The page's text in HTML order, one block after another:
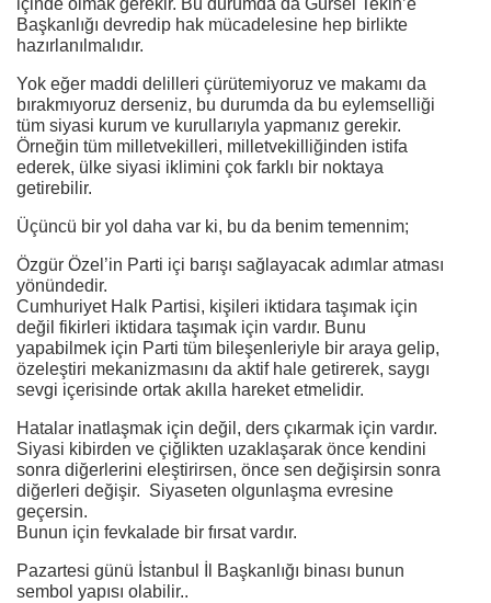
içinde olmak gerekir. Bu durumda da Gürsel Tekin’e
Başkanlığı devredip hak mücadelesine hep birlikte
hazırlanılmalıdır.
Yok eğer maddi delilleri çürütemiyoruz ve makamı da
bırakmıyoruz derseniz, bu durumda da bu eylemselliği
tüm siyasi kurum ve kurullarıyla yapmanız gerekir.
Örneğin tüm milletvekilleri, milletvekilliğinden istifa
ederek, ülke siyasi iklimini çok farklı bir noktaya
getirebilir.
Üçüncü bir yol daha var ki, bu da benim temennim;
Özgür Özel’in Parti içi barışı sağlayacak adımlar atması
yönündedir.
Cumhuriyet Halk Partisi, kişileri iktidara taşımak için
değil fikirleri iktidara taşımak için vardır. Bunu
yapabilmek için Parti tüm bileşenleriyle bir araya gelip,
özeleştiri mekanizmasını da aktif hale getirerek, saygı
sevgi içerisinde ortak akılla hareket etmelidir.
Hatalar inatlaşmak için değil, ders çıkarmak için vardır.
Siyasi kibirden ve çiğlikten uzaklaşarak önce kendini
sonra diğerlerini eleştirirsen, önce sen değişirsin sonra
diğerleri değişir. Siyaseten olgunlaşma evresine
geçersin.
Bunun için fevkalade bir fırsat vardır.
Pazartesi günü İstanbul İl Başkanlığı binası bunun
sembol yapısı olabilir..